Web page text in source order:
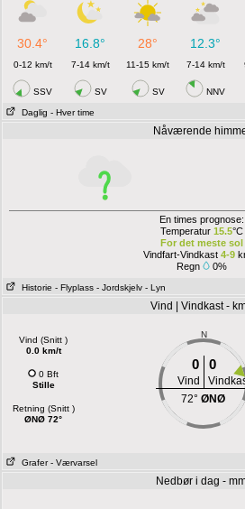
30.4° 16.8° 28° 12.3°
0-12 km/t 7-14 km/t 11-15 km/t 7-14 km/t
SSV SV SV NNV
Daglig - Hver time
Nåværende
En times prognose:
Temperatur 15.5°C
For det meste sol
Vindfart-Vindkast 4-9
Regn
0%
Historie - Flyplass - Jordskjelv - Lyn
Vind | Vindkast -
Vind (Snitt )
0.0 km/t
0 Bft
Stille
Retning (Snitt )
ØNØ 72°
N
0 0
Vind
72°ØNØ
Grafer - Værvarsel
Nedbør i dag -